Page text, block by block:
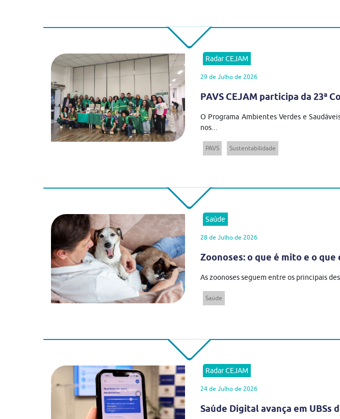
Radar CEJAM
29 de Julho de 2026
PAVS CEJAM participa da 23ª
O Programa Ambientes Verdes e
nos...
PAVS Sustentabilidade
Saúde
28 de Julho de 2026
Zoonoses: o que é mito e o
As zoonoses seguem entre os principais
Saúde
Radar CEJAM
24 de Julho de 2026
Saúde Digital avança em